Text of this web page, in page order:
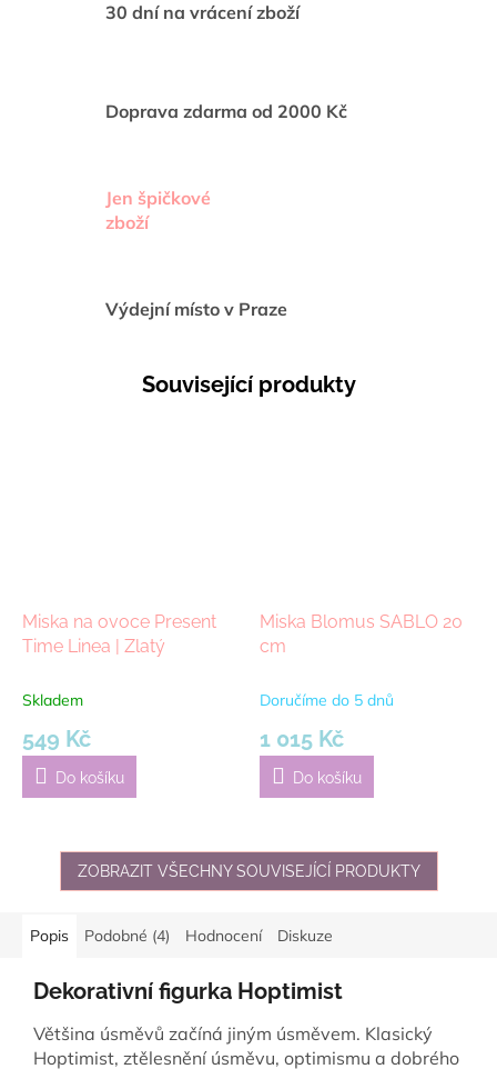
30 dní na vrácení zboží
Doprava zdarma od 2000 Kč
Jen špičkové
zboží
Výdejní místo v Praze
Související produkty
Miska na ovoce Present
Time Linea | Zlatý
Skladem
549 Kč
Do košíku
Miska Blomus SABLO 20
cm
Doručíme do 5 dnů
1 015 Kč
Do košíku
ZOBRAZIT VŠECHNY SOUVISEJÍCÍ PRODUKTY
Popis Podobné (4) Hodnocení Diskuze
Dekorativní figurka Hoptimist
Většina úsměvů začíná jiným úsměvem. Klasický
Hoptimist, ztělesnění úsměvu, optimismu a dobrého